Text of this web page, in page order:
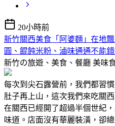
20小時前
新竹關西美食「阿婆麵」在地
圓、餛飩米粉、滷味通通不能錯
新竹の旅遊、美食、餐廳 美味
每次到尖石露營前，我們都習
肚子再上山，這次我們來吃關
在關西已經開了超過半個世紀
味道。店面沒有華麗裝潢，卻